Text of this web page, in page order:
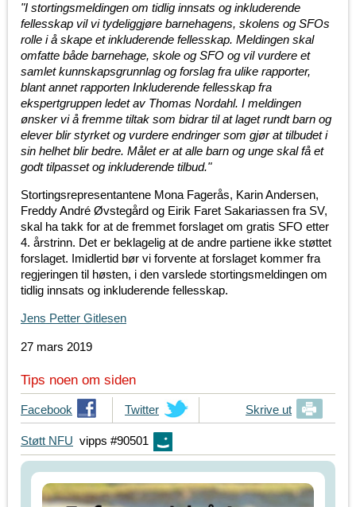
"I stortingsmeldingen om tidlig innsats og inkluderende
fellesskap vil vi tydeliggjøre barnehagens, skolens og SFOs
rolle i å skape et inkluderende fellesskap. Meldingen skal
omfatte både barnehage, skole og SFO og vil vurdere et
samlet kunnskapsgrunnlag og forslag fra ulike rapporter,
blant annet rapporten Inkluderende fellesskap fra
ekspertgruppen ledet av Thomas Nordahl. I meldingen
ønsker vi å fremme tiltak som bidrar til at laget rundt barn og
elever blir styrket og vurdere endringer som gjør at tilbudet i
sin helhet blir bedre. Målet er at alle barn og unge skal få et
godt tilpasset og inkluderende tilbud."
Stortingsrepresentantene Mona Fagerås, Karin Andersen,
Freddy André Øvstegård og Eirik Faret Sakariassen fra SV,
skal ha takk for at de fremmet forslaget om gratis SFO etter
4. årstrinn. Det er beklagelig at de andre partiene ikke støttet
forslaget. Imidlertid bør vi forvente at forslaget kommer fra
regjeringen til høsten, i den varslede stortingsmeldingen om
tidlig innsats og inkluderende fellesskap.
Jens Petter Gitlesen
27 mars 2019
Tips noen om siden
T
i
p
s
Facebook
T
i
p
s
i
Twitter Skrive ut
Støtt NFU vipps #90501